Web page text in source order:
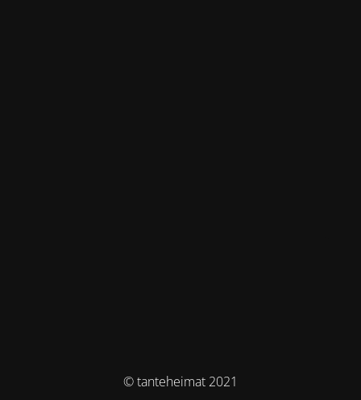
© tanteheimat 2021